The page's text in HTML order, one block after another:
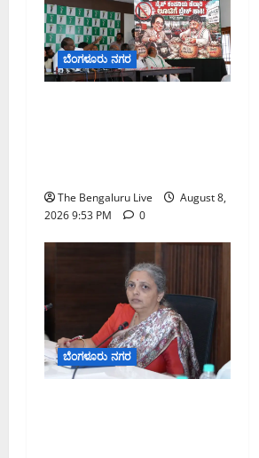
ಬೆಂಗಳೂರು ನಗರ
The Bengaluru Live
August 8,
2026 9:53 PM
0
ಬೆಂಗಳೂರು ನಗರ